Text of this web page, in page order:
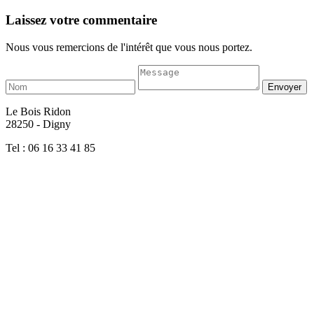
Laissez votre commentaire
Nous vous remercions de l'intérêt que vous nous portez.
Le Bois Ridon
28250 - Digny
Tel : 06 16 33 41 85